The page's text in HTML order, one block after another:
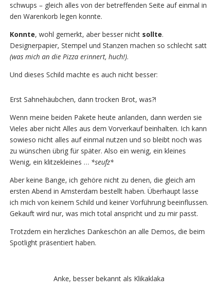
schwups – gleich alles von der betreffenden Seite auf einmal in
den Warenkorb legen konnte.
Konnte, wohl gemerkt, aber besser nicht sollte.
Designerpapier, Stempel und Stanzen machen so schlecht satt
(was mich an die Pizza erinnert, huch!).
Und dieses Schild machte es auch nicht besser:
Erst Sahnehäubchen, dann trocken Brot, was?!
Wenn meine beiden Pakete heute anlanden, dann werden sie
Vieles aber nicht Alles aus dem Vorverkauf beinhalten. Ich kann
sowieso nicht alles auf einmal nutzen und so bleibt noch was
zu wünschen übrig für später. Also ein wenig, ein kleines
Wenig, ein klitzekleines … *seufz*
Aber keine Bange, ich gehöre nicht zu denen, die gleich am
ersten Abend in Amsterdam bestellt haben. Überhaupt lasse
ich mich von keinem Schild und keiner Vorführung beeinflussen.
Gekauft wird nur, was mich total anspricht und zu mir passt.
Trotzdem ein herzliches Dankeschön an alle Demos, die beim
Spotlight präsentiert haben.
Anke, besser bekannt als Klikaklaka